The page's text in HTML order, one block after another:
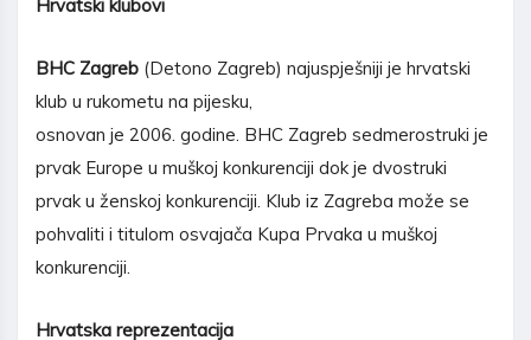
Hrvatski klubovi
BHC Zagreb (Detono Zagreb) najuspješniji je hrvatski
klub u rukometu na pijesku,
osnovan je 2006. godine. BHC Zagreb sedmerostruki je
prvak Europe u muškoj konkurenciji dok je dvostruki
prvak u ženskoj konkurenciji. Klub iz Zagreba može se
pohvaliti i titulom osvajača Kupa Prvaka u muškoj
konkurenciji.
Hrvatska reprezentacija